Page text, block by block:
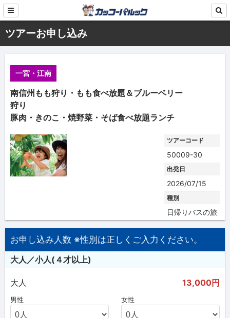
ツアーお申し込み
一宮・江南
南信州もも狩り・もも食べ放題＆ブルーベリー
狩り
豚肉・きのこ・焼野菜・そば食べ放題ランチ
ツアーコード
50009-30
出発日
2026/07/15
種別
日帰りバスの旅
お申し込み人数 ※性別は正しくご入力ください。
大人／小人(４才以上)
大人 13,000円
男性 女性